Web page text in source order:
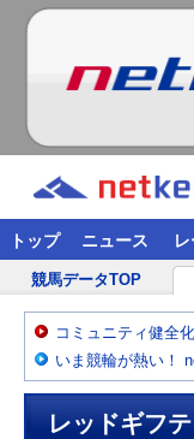
トップ ニュース
競馬データTOP
コミュニティ健全
いま競輪が熱い！
レッドギフ